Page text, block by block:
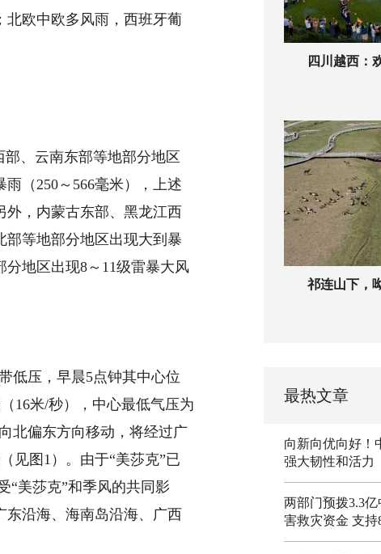
北欧中欧多风雨，西班牙葡
、云南东部等地部分地区
（250～566毫米），上述
外，内蒙古东部、黑龙江西
等地部分地区出现大到暴
地区出现8～11级雷暴大风
低压，早晨5点钟其中心位
16米/秒），中心最低气压为
北偏东方向移动，将经过广
见图1）。由于“美莎克”已
“美莎克”和季风的共同影
沿海、海南岛沿海、广西
四川越西：
祁连山下，
最热文章
向新向优向好！
强大韧性和活力
两部门预拨3.3
害救灾资金 支持